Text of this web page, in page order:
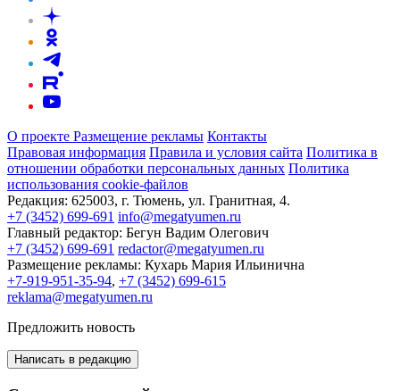
О проекте Размещение рекламы Контакты
Правовая информация Правила и условия сайта Политика в
отношении обработки персональных данных Политика
использования cookie-файлов
Редакция: 625003, г. Тюмень, ул. Гранитная, 4.
+7 (3452) 699-691 info@megatyumen.ru
Главный редактор: Бегун Вадим Олегович
+7 (3452) 699-691 redactor@megatyumen.ru
Размещение рекламы: Кухарь Мария Ильинична
+7-919-951-35-94, +7 (3452) 699-615
reklama@megatyumen.ru
Предложить новость
Написать в редакцию